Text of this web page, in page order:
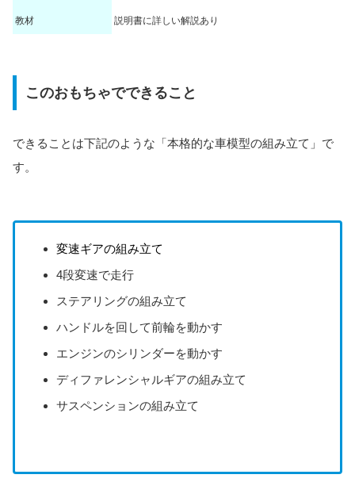
教材 説明書に詳しい解説あり
このおもちゃでできること
できることは下記のような「本格的な車模型の組み立て」で
す。
変速ギアの組み立て
4段変速で走行
ステアリングの組み立て
ハンドルを回して前輪を動かす
エンジンのシリンダーを動かす
ディファレンシャルギアの組み立て
サスペンションの組み立て